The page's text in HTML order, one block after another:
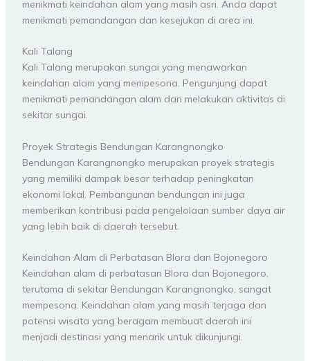
menikmati keindahan alam yang masih asri. Anda dapat
menikmati pemandangan dan kesejukan di area ini.
Kali Talang
Kali Talang merupakan sungai yang menawarkan
keindahan alam yang mempesona. Pengunjung dapat
menikmati pemandangan alam dan melakukan aktivitas di
sekitar sungai.
Proyek Strategis Bendungan Karangnongko
Bendungan Karangnongko merupakan proyek strategis
yang memiliki dampak besar terhadap peningkatan
ekonomi lokal. Pembangunan bendungan ini juga
memberikan kontribusi pada pengelolaan sumber daya air
yang lebih baik di daerah tersebut.
Keindahan Alam di Perbatasan Blora dan Bojonegoro
Keindahan alam di perbatasan Blora dan Bojonegoro,
terutama di sekitar Bendungan Karangnongko, sangat
mempesona. Keindahan alam yang masih terjaga dan
potensi wisata yang beragam membuat daerah ini
menjadi destinasi yang menarik untuk dikunjungi.